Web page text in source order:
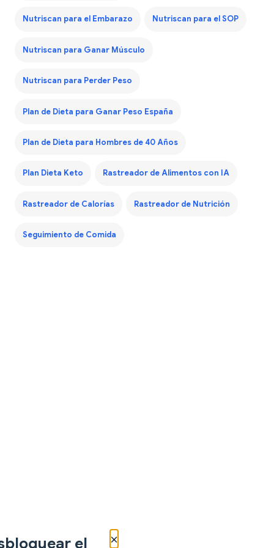
Nutriscan para el Embarazo Nutriscan para el SOP
Nutriscan para Ganar Músculo
Nutriscan para Perder Peso
Plan de Dieta para Ganar Peso España
Plan de Dieta para Hombres de 40 Años
Plan Dieta Keto Rastreador de Alimentos con IA
Rastreador de Calorías Rastreador de Nutrición
Seguimiento de Comida
×
el